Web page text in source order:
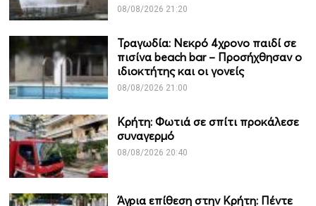
08/08/2026 21:20
Τραγωδία: Νεκρό 4χρονο παιδί σε
πισίνα beach bar – Προσήχθησαν ο
ιδιοκτήτης και οι γονείς
08/08/2026 21:00
Κρήτη: Φωτιά σε σπίτι προκάλεσε
συναγερμό
08/08/2026 20:40
Άγρια επίθεση στην Κρήτη: Πέντε